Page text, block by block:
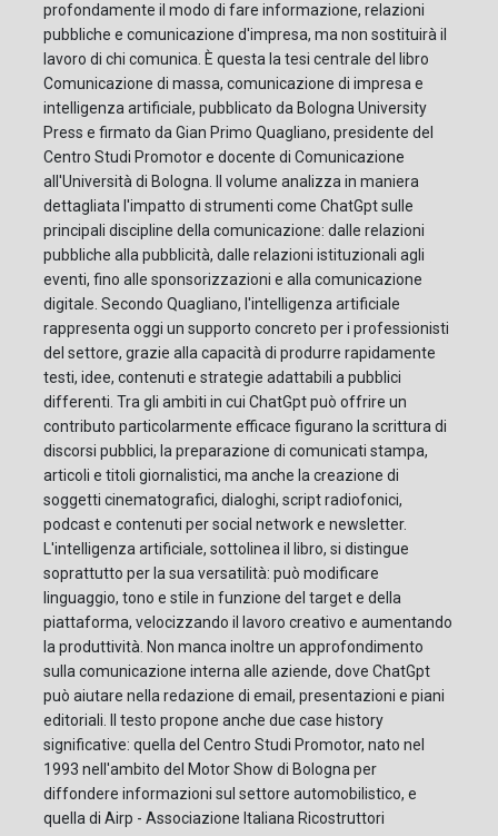
profondamente il modo di fare informazione, relazioni
pubbliche e comunicazione d'impresa, ma non sostituirà il
lavoro di chi comunica. È questa la tesi centrale del libro
Comunicazione di massa, comunicazione di impresa e
intelligenza artificiale, pubblicato da Bologna University
Press e firmato da Gian Primo Quagliano, presidente del
Centro Studi Promotor e docente di Comunicazione
all'Università di Bologna. Il volume analizza in maniera
dettagliata l'impatto di strumenti come ChatGpt sulle
principali discipline della comunicazione: dalle relazioni
pubbliche alla pubblicità, dalle relazioni istituzionali agli
eventi, fino alle sponsorizzazioni e alla comunicazione
digitale. Secondo Quagliano, l'intelligenza artificiale
rappresenta oggi un supporto concreto per i professionisti
del settore, grazie alla capacità di produrre rapidamente
testi, idee, contenuti e strategie adattabili a pubblici
differenti. Tra gli ambiti in cui ChatGpt può offrire un
contributo particolarmente efficace figurano la scrittura di
discorsi pubblici, la preparazione di comunicati stampa,
articoli e titoli giornalistici, ma anche la creazione di
soggetti cinematografici, dialoghi, script radiofonici,
podcast e contenuti per social network e newsletter.
L'intelligenza artificiale, sottolinea il libro, si distingue
soprattutto per la sua versatilità: può modificare
linguaggio, tono e stile in funzione del target e della
piattaforma, velocizzando il lavoro creativo e aumentando
la produttività. Non manca inoltre un approfondimento
sulla comunicazione interna alle aziende, dove ChatGpt
può aiutare nella redazione di email, presentazioni e piani
editoriali. Il testo propone anche due case history
significative: quella del Centro Studi Promotor, nato nel
1993 nell'ambito del Motor Show di Bologna per
diffondere informazioni sul settore automobilistico, e
quella di Airp - Associazione Italiana Ricostruttori